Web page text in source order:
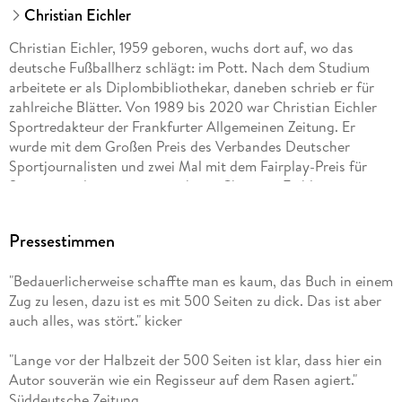
Christian Eichler
Christian Eichler, 1959 geboren, wuchs dort auf, wo das
deutsche Fußballherz schlägt: im Pott. Nach dem Studium
arbeitete er als Diplombibliothekar, daneben schrieb er für
zahlreiche Blätter. Von 1989 bis 2020 war Christian Eichler
Sportredakteur der Frankfurter Allgemeinen Zeitung. Er
wurde mit dem Großen Preis des Verbandes Deutscher
Sportjournalisten und zwei Mal mit dem Fairplay-Preis für
Sportjournalismus ausgezeichnet. Christian Eichler ist
Pressestimmen
"Bedauerlicherweise schaffte man es kaum, das Buch in einem
Zug zu lesen, dazu ist es mit 500 Seiten zu dick. Das ist aber
auch alles, was stört." kicker
"Lange vor der Halbzeit der 500 Seiten ist klar, dass hier ein
Autor souverän wie ein Regisseur auf dem Rasen agiert."